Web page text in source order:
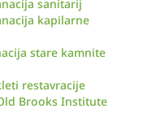
sanitarij
kapilarne
stare kamnite
restavracije
Brooks Institute